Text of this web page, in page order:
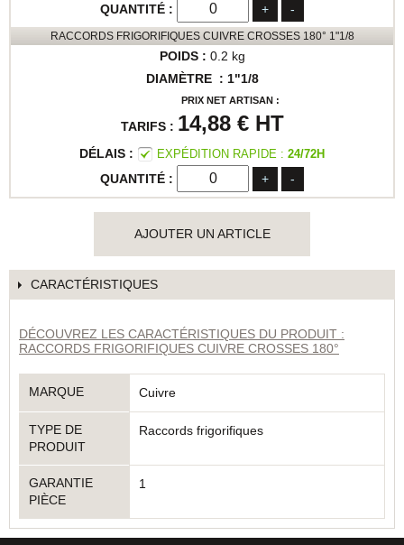
+ -
RACCORDS FRIGORIFIQUES CUIVRE CROSSES 180° 1"1/8
0.2 kg
1"1/8
PRIX NET ARTISAN :
14,88 €HT
EXPÉDITION RAPIDE : 24/72H
+ -
AJOUTER UN ARTICLE
CARACTÉRISTIQUES
DÉCOUVREZ LES CARACTÉRISTIQUES DU PRODUIT :
RACCORDS FRIGORIFIQUES CUIVRE CROSSES 180°
MARQUE Cuivre
TYPE DE
PRODUIT
Raccords frigorifiques
GARANTIE
PIÈCE
1